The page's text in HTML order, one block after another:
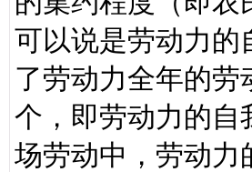
可以说是劳动力的
了劳动力全年的
个，即劳动力的自
场劳动中，劳动力